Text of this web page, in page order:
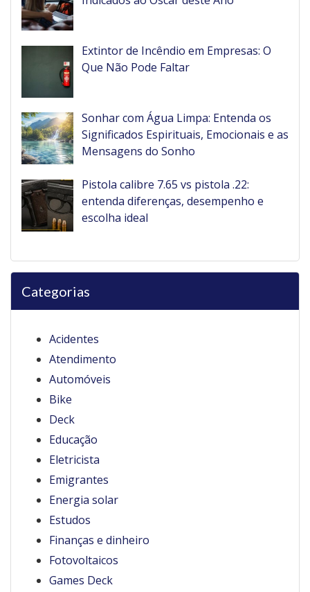
Extintor de Incêndio em Empresas: O
Que Não Pode Faltar
Sonhar com Água Limpa: Entenda os
Significados Espirituais, Emocionais e as
Mensagens do Sonho
Pistola calibre 7.65 vs pistola .22:
entenda diferenças, desempenho e
escolha ideal
Categorias
Acidentes
Atendimento
Automóveis
Bike
Deck
Educação
Eletricista
Emigrantes
Energia solar
Estudos
Finanças e dinheiro
Fotovoltaicos
Games Deck